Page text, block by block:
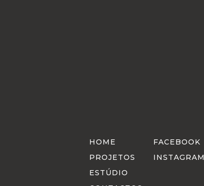
HOME
PROJETOS
ESTÚDIO
FACEBOOK
INSTAGRAM